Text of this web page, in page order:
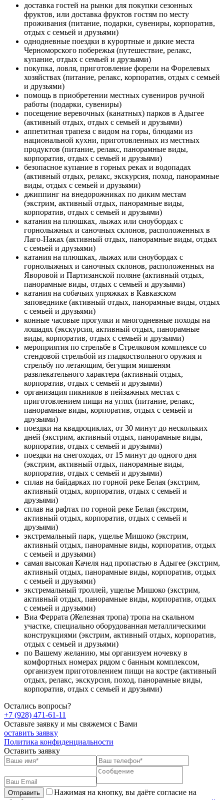
доставка гостей на рынки для покупки сезонных
фруктов, или доставка фруктов гостям по месту
проживания (питание, подарки, сувениры, корпоратив,
отдых с семьей и друзьями)
однодневные поездки в курортные и дикие места
Черноморского побережья (путешествие, релакс,
купание, отдых с семьей и друзьями)
покупка, ловля, приготовление форели на Форелевых
хозяйствах (питание, релакс, корпоратив, отдых с семьей
и друзьями)
помощь в приобретении местных сувениров ручной
работы (подарки, сувениры)
посещение веревочных (канатных) парков в Адыгее
(активный отдых, отдых с семьей и друзьями)
аппетитная трапеза с видом на горы, блюдами из
национальной кухни, приготовленных из местных
продуктов (питание, релакс, панорамные виды,
корпоратив, отдых с семьей и друзьями)
безопасное купание в горных реках и водопадах
(активный отдых, релакс, экскурсия, поход, панорамные
виды, отдых с семьей и друзьями)
джиппинг на внедорожниках по диким местам
(экстрим, активный отдых, панорамные виды,
корпоратив, отдых с семьей и друзьями)
катания на плюшках, лыжах или сноубордах с
горнолыжных и саночных склонов, расположенных в
Лаго-Наках (активный отдых, панорамные виды, отдых
с семьей и друзьями)
катания на плюшках, лыжах или сноубордах с
горнолыжных и саночных склонов, расположенных на
Яворовой и Партизанской поляне (активный отдых,
панорамные виды, отдых с семьей и друзьями)
катания на собачьих упряжках в Кавказском
заповеднике (активный отдых, панорамные виды, отдых
с семьей и друзьями)
конные часовые прогулки и многодневные походы на
лошадях (экскурсия, активный отдых, панорамные
виды, корпоратив, отдых с семьей и друзьями)
мероприятия по стрельбе в Стрелковом комплексе со
стендовой стрельбой из гладкоствольного оружия и
стрельбу по летающим, бегущим мишеням
развлекательного характера (активный отдых,
корпоратив, отдых с семьей и друзьями)
организация пикников в пейзажных местах с
приготовлением пищи на углях (питание, релакс,
панорамные виды, корпоратив, отдых с семьей и
друзьями)
поездки на квадроциклах, от 30 минут до нескольких
дней (экстрим, активный отдых, панорамные виды,
корпоратив, отдых с семьей и друзьями)
поездки на снегоходах, от 15 минут до одного дня
(экстрим, активный отдых, панорамные виды,
корпоратив, отдых с семьей и друзьями)
сплав на байдарках по горной реке Белая (экстрим,
активный отдых, корпоратив, отдых с семьей и
друзьями)
сплав на рафтах по горной реке Белая (экстрим,
активный отдых, корпоратив, отдых с семьей и
друзьями)
экстремальный парк, ущелье Мишоко (экстрим,
активный отдых, панорамные виды, корпоратив, отдых
с семьей и друзьями)
самая высокая Качеля над пропастью в Адыгее (экстрим,
активный отдых, панорамные виды, корпоратив, отдых
с семьей и друзьями)
экстремальный троллей, ущелье Мишоко (экстрим,
активный отдых, панорамные виды, корпоратив, отдых
с семьей и друзьями)
Виа Феррата (Железная тропа) тропа на скальном
участке, специально оборудованная металлическими
конструкциями (экстрим, активный отдых, корпоратив,
отдых с семьей и друзьями)
по Вашему желанию, мы организуем ночевку в
комфортных номерах рядом с банным комплексом,
организуем приготовлением пищи на костре (активный
отдых, релакс, экскурсия, поход, панорамные виды,
корпоратив, отдых с семьей и друзьями)
Остались вопросы?
+7 (928) 471-61-11
Оставьте заявку и мы свяжемся с Вами
оставить заявку
Политика конфиденциальности
Оставить заявку
Нажимая на кнопку, вы даёте согласие на